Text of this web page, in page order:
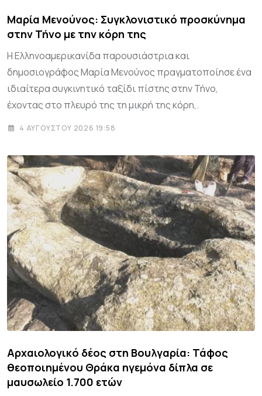
Μαρία Μενούνος: Συγκλονιστικό προσκύνημα
στην Τήνο με την κόρη της
Η Ελληνοαμερικανίδα παρουσιάστρια και
δημοσιογράφος Μαρία Μενούνος πραγματοποίησε ένα
ιδιαίτερα συγκινητικό ταξίδι πίστης στην Τήνο,
έχοντας στο πλευρό της τη μικρή της κόρη,.
4 ΑΥΓΟΎΣΤΟΥ 2026 19:58
Αρχαιολογικό δέος στη Βουλγαρία: Τάφος
θεοποιημένου Θράκα ηγεμόνα δίπλα σε
μαυσωλείο 1.700 ετών